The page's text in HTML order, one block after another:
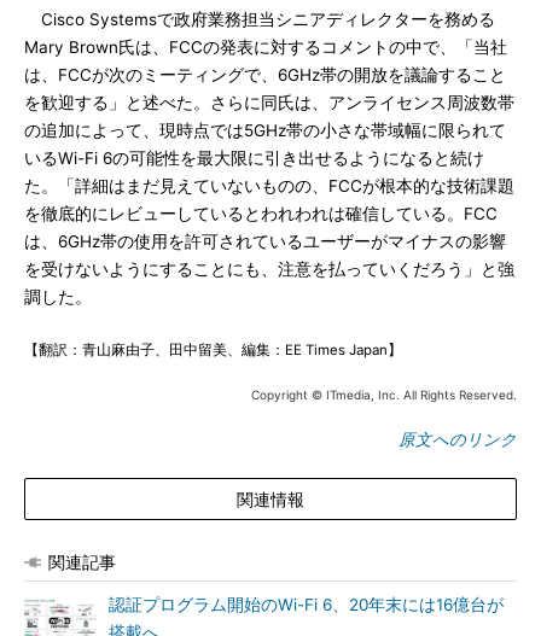
Cisco Systemsで政府業務担当シニアディレクターを務める
Mary Brown氏は、FCCの発表に対するコメントの中で、「当社
は、FCCが次のミーティングで、6GHz帯の開放を議論すること
を歓迎する」と述べた。さらに同氏は、アンライセンス周波数帯
の追加によって、現時点では5GHz帯の小さな帯域幅に限られて
いるWi-Fi 6の可能性を最大限に引き出せるようになると続け
た。「詳細はまだ見えていないものの、FCCが根本的な技術課題
を徹底的にレビューしているとわれわれは確信している。FCC
は、6GHz帯の使用を許可されているユーザーがマイナスの影響
を受けないようにすることにも、注意を払っていくだろう」と強
調した。
【翻訳：青山麻由子、田中留美、編集：EE Times Japan】
Copyright © ITmedia, Inc. All Rights Reserved.
原文へのリンク
関連情報
関連記事
認証プログラム開始のWi-Fi 6、20年末には16億台が